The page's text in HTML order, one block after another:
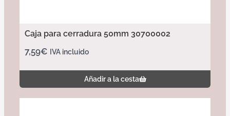
Caja para cerradura 50mm 30700002
7,59€ IVA incluido
Añadir a la cesta